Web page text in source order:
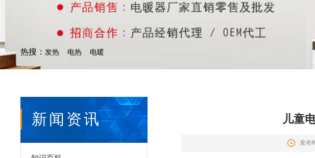
热搜： 发热 电热 电暖
新闻资讯 儿童
发布